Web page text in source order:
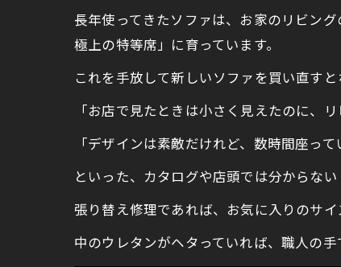
長年使ってきたソファは、お家のリビン
極上の特等席」に育っています。
これを手放して新しいソファを買い直すと
「お店で見たときは小さく見えたのに、
「デザインは素敵だけれど、数時間座っ
といった、カタログや店頭では分からな
張り替え修理であれば、お気に入りのサ
中のウレタンがヘタっていれば、職人の